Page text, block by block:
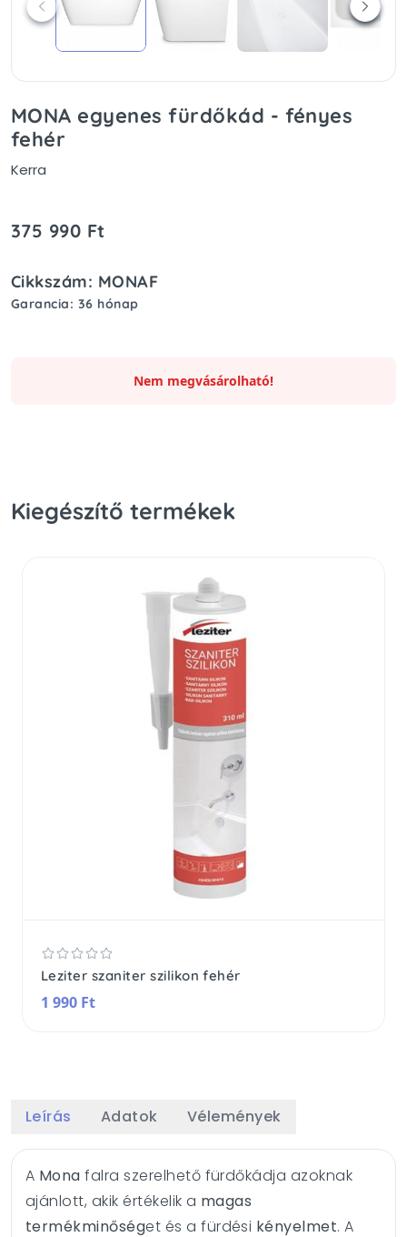
MONA egyenes fürdőkád - fényes
fehér
Kerra
375 990 Ft
Cikkszám: MONAF
Garancia: 36 hónap
Nem megvásárolható!
Kiegészítő termékek
Leziter szaniter szilikon fehér
1 990 Ft
Leírás Adatok Vélemények
A Mona falra szerelhető fürdőkádja azoknak
ajánlott, akik értékelik a magas
termékminőséget és a fürdési kényelmet. A